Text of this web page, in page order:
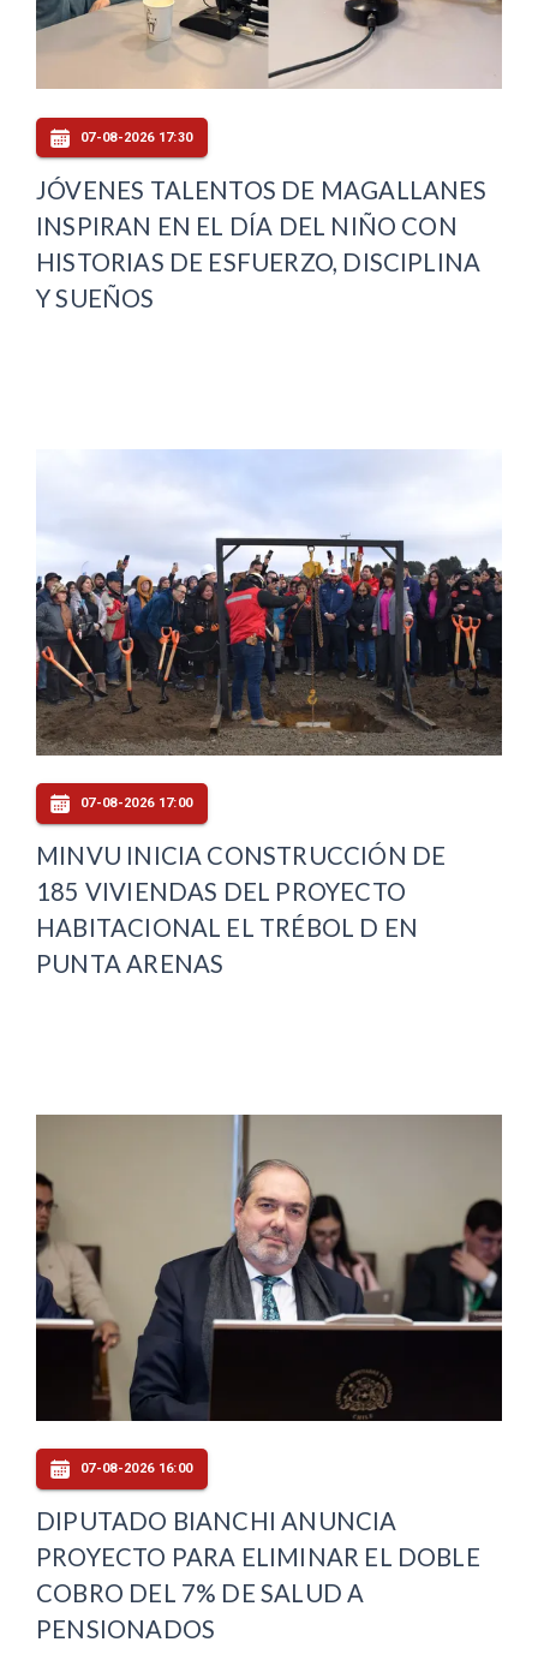
07-08-2026 17:30
JÓVENES TALENTOS DE MAGALLANES
INSPIRAN EN EL DÍA DEL NIÑO CON
HISTORIAS DE ESFUERZO, DISCIPLINA
Y SUEÑOS
07-08-2026 17:00
MINVU INICIA CONSTRUCCIÓN DE
185 VIVIENDAS DEL PROYECTO
HABITACIONAL EL TRÉBOL D EN
PUNTA ARENAS
07-08-2026 16:00
DIPUTADO BIANCHI ANUNCIA
PROYECTO PARA ELIMINAR EL DOBLE
COBRO DEL 7% DE SALUD A
PENSIONADOS